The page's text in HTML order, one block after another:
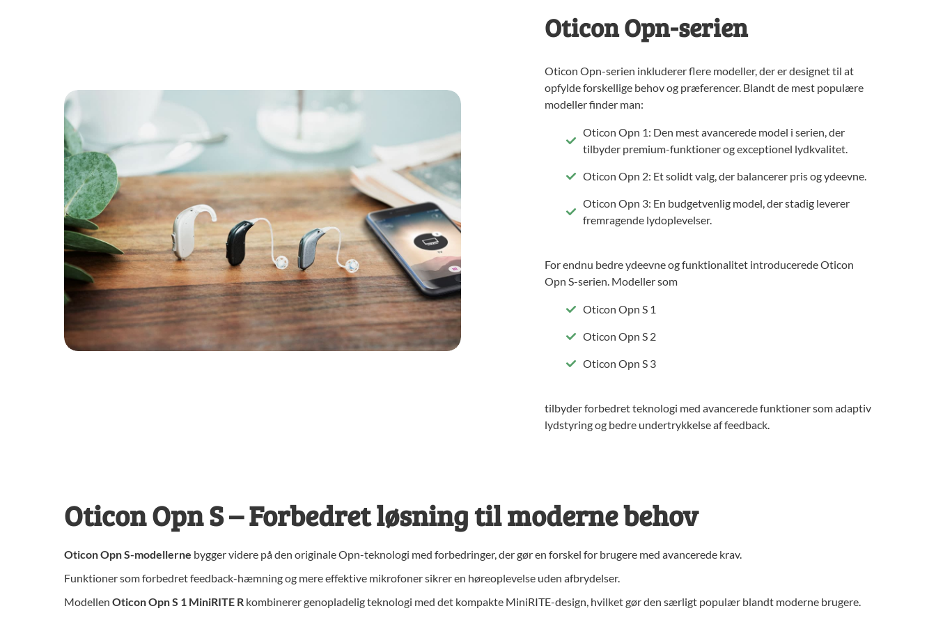
Oticon Opn-serien
Oticon Opn-serien inkluderer flere modeller, der er designet til at
opfylde forskellige behov og præferencer. Blandt de mest populære
modeller finder man:
Oticon Opn 1: Den mest avancerede model i serien, der
tilbyder premium-funktioner og exceptionel lydkvalitet.
Oticon Opn 2: Et solidt valg, der balancerer pris og ydeevne.
Oticon Opn 3: En budgetvenlig model, der stadig leverer
fremragende lydoplevelser.
For endnu bedre ydeevne og funktionalitet introducerede Oticon
Opn S-serien. Modeller som
Oticon Opn S 1
Oticon Opn S 2
Oticon Opn S 3
tilbyder forbedret teknologi med avancerede funktioner som adaptiv
lydstyring og bedre undertrykkelse af feedback.
Oticon Opn S – Forbedret løsning til moderne behov
Oticon Opn S-modellerne bygger videre på den originale Opn-teknologi med forbedringer, der gør en forskel for brugere med avancerede krav.
Funktioner som forbedret feedback-hæmning og mere effektive mikrofoner sikrer en høreoplevelse uden afbrydelser.
Modellen Oticon Opn S 1 MiniRITE R kombinerer genopladelig teknologi med det kompakte MiniRITE-design, hvilket gør den særligt populær blandt moderne brugere.